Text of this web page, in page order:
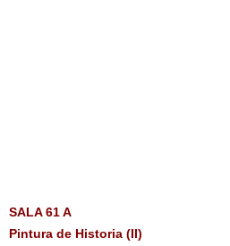
SALA 61 A
Pintura de Historia (II)